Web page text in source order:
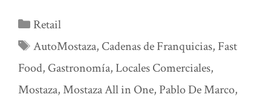
Categorías
Retail
Etiquetas
AutoMostaza, Cadenas de Franquicias, Fast
Food, Gastronomía,Locales Comerciales,
Mostaza,Mostaza All in One, Pablo De Marco,